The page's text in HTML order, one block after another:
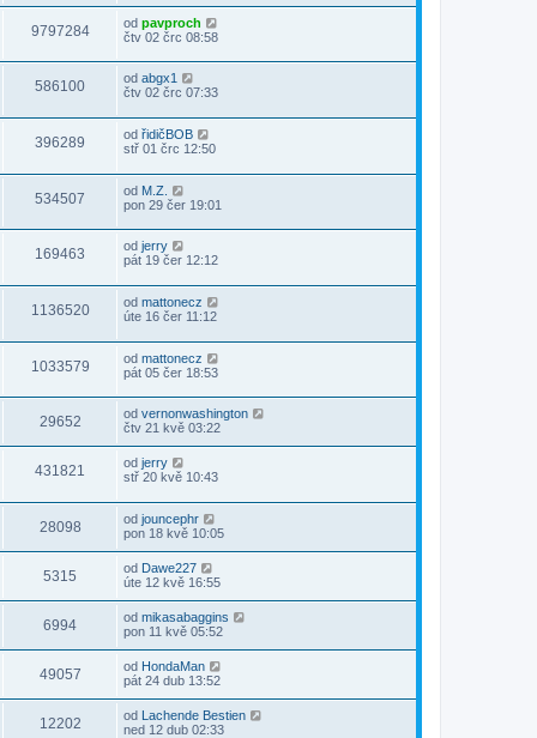
9797284 od pavproch
čtv 02 črc 08:58
586100 od abgx1
čtv 02 črc 07:33
396289 od řidičBOB
stř 01 črc 12:50
534507 od M.Z.
pon 29 čer 19:01
169463 od jerry
pát 19 čer 12:12
1136520 od mattonecz
úte 16 čer 11:12
1033579 od mattonecz
pát 05 čer 18:53
29652 od vernonwashington
čtv 21 kvě 03:22
431821 od jerry
stř 20 kvě 10:43
28098 od jouncephr
pon 18 kvě 10:05
5315 od Dawe227
úte 12 kvě 16:55
6994 od mikasabaggins
pon 11 kvě 05:52
49057 od HondaMan
pát 24 dub 13:52
12202 od Lachende Bestien
ned 12 dub 02:33